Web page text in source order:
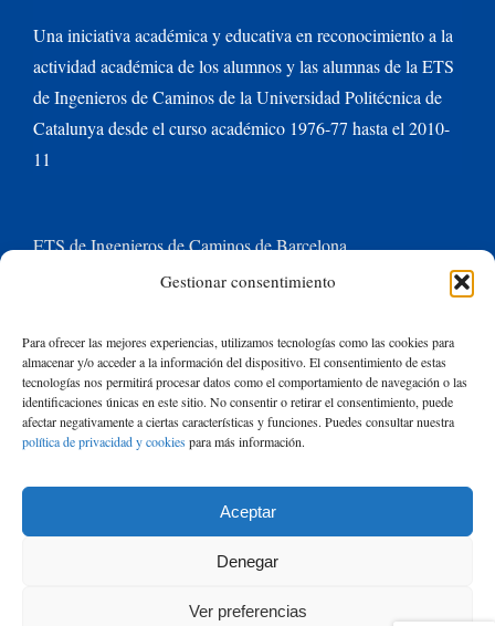
Gestionar consentimiento
Para ofrecer las mejores experiencias, utilizamos tecnologías como las cookies para
almacenar y/o acceder a la información del dispositivo. El consentimiento de estas
tecnologías nos permitirá procesar datos como el comportamiento de navegación o las
identificaciones únicas en este sitio. No consentir o retirar el consentimiento, puede
afectar negativamente a ciertas características y funciones. Puedes consultar nuestra
política de privacidad y cookiespara más información.
Aceptar
Denegar
Ver preferencias
Una iniciativa académica y educativa en reconocimiento a la
actividad académica de los alumnos y las alumnas de la ETS
de Ingenieros de Caminos de la Universidad Politécnica de
Catalunya desde el curso académico 1976-77 hasta el 2010-
11
ETS de Ingenieros de Caminos de Barcelona
Universitat Politècnica de Catalunya BarcelonaTech
Contacte con nosotros
Buscar:
2026 de Rafael Mujeriego | Todos los derechos reservados
|